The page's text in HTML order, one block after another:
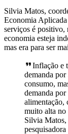
Silvia Matos,
Economia
serviços é positivo,
economia esteja
mas era para ser
Inflação e
demanda
consumo,
demanda por
alimentação,
muito alta no
Silvia